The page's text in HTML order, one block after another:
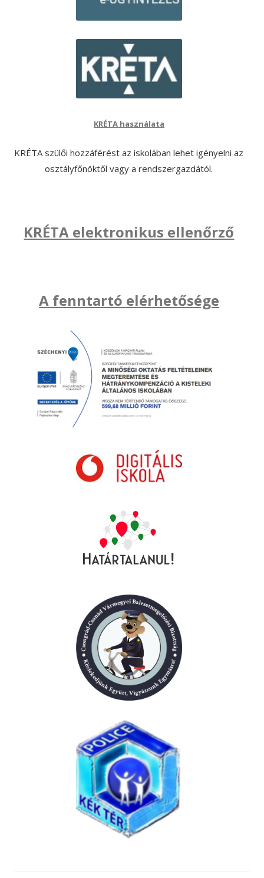
KRÉTA használata
KRÉTA szülői hozzáférést az iskolában lehet igényelni az
osztályfőnöktől vagy a rendszergazdától.
KRÉTA elektronikus ellenőrző
A fenntartó elérhetősége